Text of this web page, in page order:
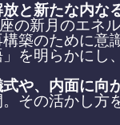
と新たな内な
の新月のエネ
築のために意
」を明らかにし
式や、内面に向
その活かし方